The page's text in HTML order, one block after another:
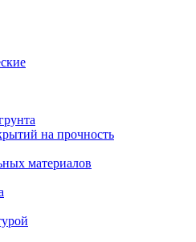
на прочность
материалов